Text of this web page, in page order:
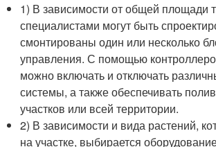
1) В зависимости от общей площади
специалистами могут быть
смонтированы один или несколько
управления. С помощью
можно включать и отключать
системы, а также обеспечивать
участков или всей территории.
2) В зависимости и вида растений,
на участке, выбирается